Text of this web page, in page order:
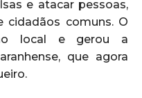
e atacar pessoas,
cidadãos comuns. O
local e gerou a
que agora